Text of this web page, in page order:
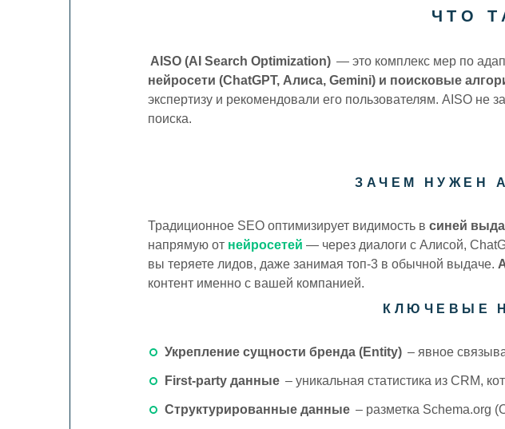
Индексация сайта
AEO / GEO продвижение
ЧТО
AISO (AI Search Optimization) — это комплекс мер по
нейросети (ChatGPT, Алиса, Gemini) и поисковые
экспертизу и рекомендовали его пользователям. AISO не
поиска.
ЗАЧЕМ НУЖЕН
Традиционное SEO оптимизирует видимость всиней
напрямую от нейросетей— через диалоги с Алисой,
вы теряете лидов, даже занимая топ‑3 в обычной выдаче.
контент именно с вашей компанией.
КЛЮЧЕВЫЕ
Укрепление сущности бренда (Entity) – явное
First‑party данные – уникальная статистика из CRM,
Структурированные данные – разметка Schema.org